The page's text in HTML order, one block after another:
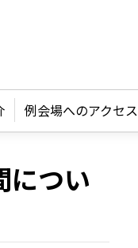
例会場へのアクセス
につい